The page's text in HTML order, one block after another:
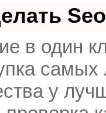
в один
у